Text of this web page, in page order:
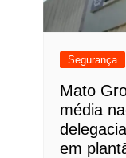
Segurança
Mato
média
em